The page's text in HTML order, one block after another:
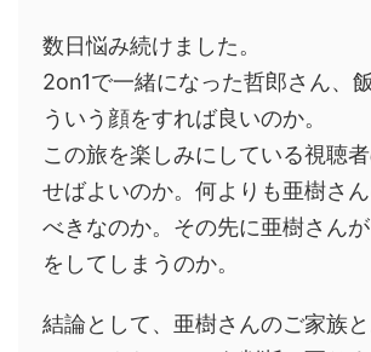
数日悩み続けました。
2on1で一緒になった哲郎さん、
ういう顔をすれば良いのか。
この旅を楽しみにしている視聴
せばよいのか。何よりも亜樹さ
べきなのか。その先に亜樹さん
をしてしまうのか。
結論として、亜樹さんのご家族